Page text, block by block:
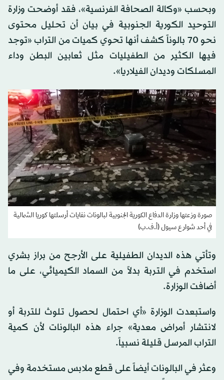
وبحسب «وكالة الصحافة الفرنسية»، فقد أوضحت وزارة
التوحيد الكورية الجنوبية في بيان أن تحليل محتوى
نحو 70 بالوناً كشف أنها تحوي كميات من التراب «توجد
فيها الكثير من الطفيليات مثل ثعابين البطن وداء
المسلكات وديدان الفيلاريا».
صورة وزعتها وزارة الدفاع الكورية الجنوبية لبالونات نفايات أرسلتها كوريا الشمالية
في أحد شوارع سيول (أ.ف.ب)
وتأتي هذه الديدان الطفيلية على الأرجح من براز بشري
استخدم في التربة بدلاً من السماد الكيميائي، على ما
أضافت الوزارة.
واستبعدت الوزارة «أي احتمال لحصول تلوث للتربة أو
لانتشار أمراض معدية» جراء هذه البالونات لأن كمية
التراب المرسل قليلة نسبياً.
وعثر في البالونات أيضاً على قطع ملابس مستخدمة وفي